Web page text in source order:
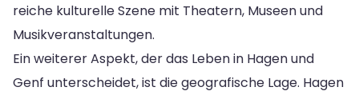
reiche kulturelle Szene mit Theatern, Museen und
Musikveranstaltungen.
Ein weiterer Aspekt, der das Leben in Hagen und
Genf unterscheidet, ist die geografische Lage. Hagen